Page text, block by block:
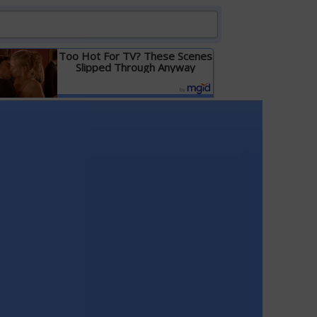
Too Hot For TV? These Scenes
Slipped Through Anyway
Детальніше